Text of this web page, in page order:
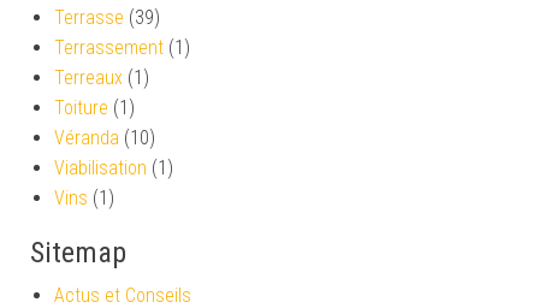
Terrasse (39)
Terrassement (1)
Terreaux (1)
Toiture (1)
Véranda (10)
Viabilisation (1)
Vins (1)
Sitemap
Actus et Conseils